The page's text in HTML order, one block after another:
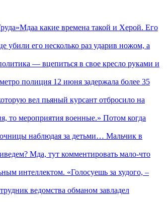
какие времена такой и Херой. Его
его несколько раз ударив ножом, а
— вцепиться в свое кресло руками и
полиция 12 июня задержала более 35
вел пьяный курсант отбросило на
то мероприятия военные.» Потом когда
наблюдая за детьми… Мальчик в
Мда, тут комментировать мало-что
интеллектом. «Голосуешь за худого, –
ведомства обманом завладел